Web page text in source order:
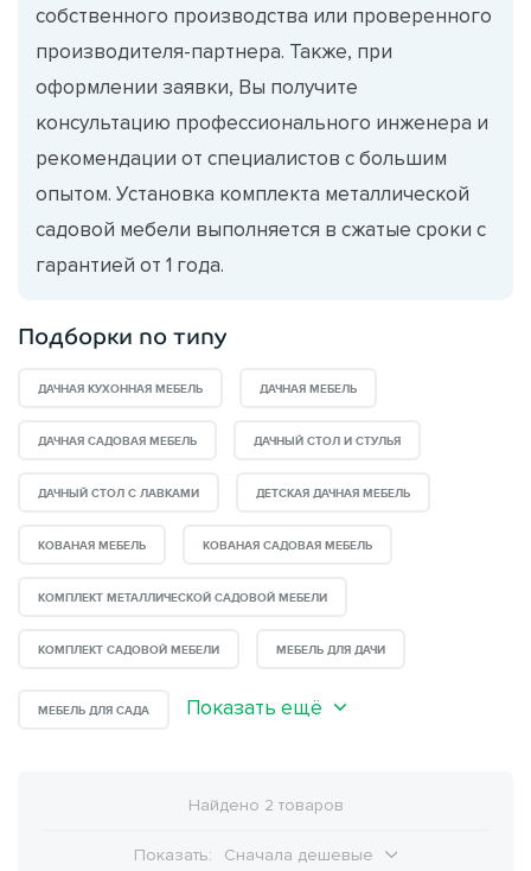
собственного производства или проверенного
производителя-партнера. Также, при
оформлении заявки, Вы получите
консультацию профессионального инженера и
рекомендации от специалистов с большим
опытом. Установка комплекта металлической
садовой мебели выполняется в сжатые сроки с
гарантией от 1 года.
Подборки по типу
ДАЧНАЯ КУХОННАЯ МЕБЕЛЬ ДАЧНАЯ МЕБЕЛЬ
ДАЧНАЯ САДОВАЯ МЕБЕЛЬ ДАЧНЫЙ СТОЛ И СТУЛЬЯ
ДАЧНЫЙ СТОЛ С ЛАВКАМИ ДЕТСКАЯ ДАЧНАЯ МЕБЕЛЬ
КОВАНАЯ МЕБЕЛЬ КОВАНАЯ САДОВАЯ МЕБЕЛЬ
КОМПЛЕКТ МЕТАЛЛИЧЕСКОЙ САДОВОЙ МЕБЕЛИ
КОМПЛЕКТ САДОВОЙ МЕБЕЛИ МЕБЕЛЬ ДЛЯ ДАЧИ
МЕБЕЛЬ ДЛЯ САДА Показать ещё
Найдено 2 товаров
Показать: Сначала дешевые